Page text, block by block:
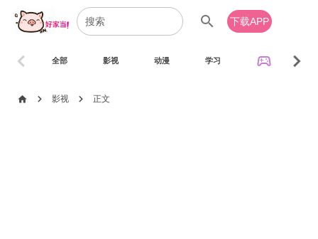
search 下载APP
全部 影视 动漫 学习 sports_esports
chevron_left chevron_right
home chevron_right 影视 chevron_right 正文